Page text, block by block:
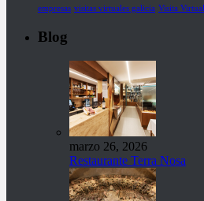
empresas visitas virtuales galicia Visita Virtual
Blog
marzo 26, 2026
Restaurante Terra Nosa